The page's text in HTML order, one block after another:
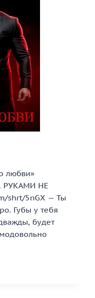
любви»
РУКАМИ НЕ
shrt/5nGX — Ты
Губы у тебя
будет